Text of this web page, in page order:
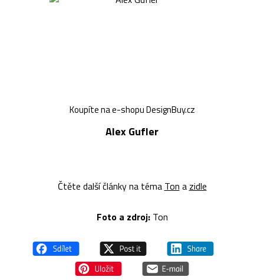
Koupíte na e-shopu DesignBuy.cz
Alex Gufler
Čtěte další články na téma Ton a zidle
Foto a zdroj:Ton